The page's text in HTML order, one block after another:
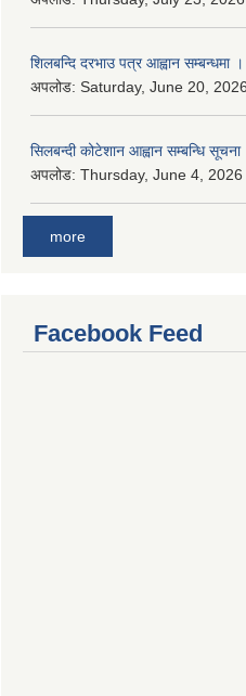
शिलबन्दि दरभाउ पत्र आह्वान सम्बन्धमा ।
अपलोड: Saturday, June 20,
सिलबन्दी कोटेशान आह्वान सम्बन्धि सूचना
अपलोड: Thursday, June 4,
more
Facebook Feed